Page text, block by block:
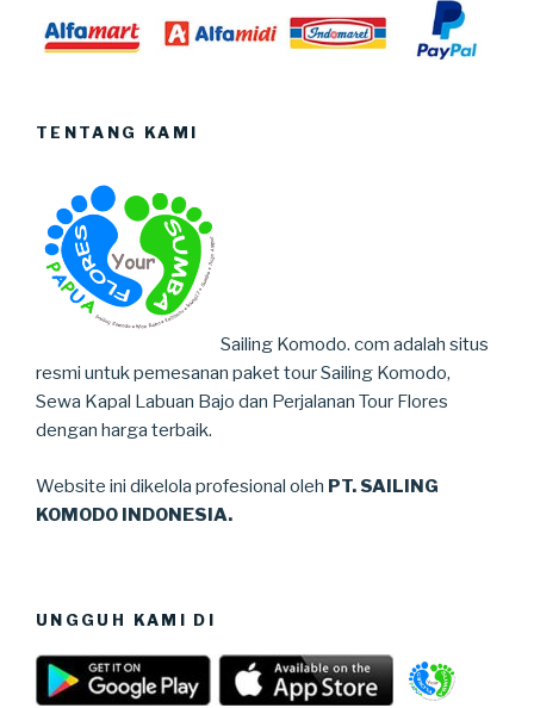
TENTANG KAMI
Sailing Komodo. com adalah situs
resmi untuk pemesanan paket tour Sailing Komodo,
Sewa Kapal Labuan Bajo dan Perjalanan Tour Flores
dengan harga terbaik.
Website ini dikelola profesional oleh PT. SAILING
KOMODO INDONESIA.
UNGGUH KAMI DI